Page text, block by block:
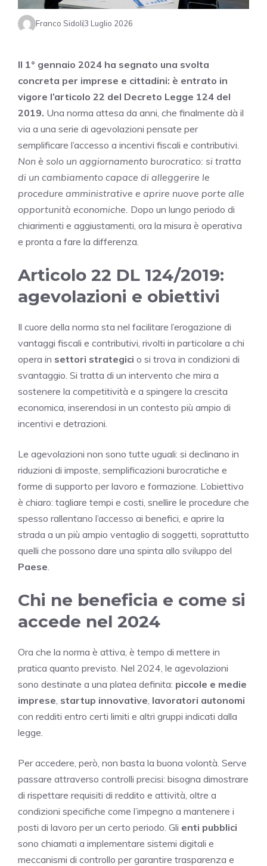
Franco Sidoli3 Luglio 2026
Il 1° gennaio 2024 ha segnato una svolta
concreta per imprese e cittadini: è entrato in
vigore l’articolo 22 del Decreto Legge 124 del
2019. Una norma attesa da anni, che finalmente dà il
via a una serie di agevolazioni pensate per
semplificare l’accesso a incentivi fiscali e contributivi.
Non è solo un aggiornamento burocratico: si tratta
di un cambiamento capace di alleggerire le
procedure amministrative e aprire nuove porte alle
opportunità economiche. Dopo un lungo periodo di
chiarimenti e aggiustamenti, ora la misura è operativa
e pronta a fare la differenza.
Articolo 22 DL 124/2019:
agevolazioni e obiettivi
Il cuore della norma sta nel facilitare l’erogazione di
vantaggi fiscali e contributivi, rivolti in particolare a chi
opera in settori strategici o si trova in condizioni di
svantaggio. Si tratta di un intervento che mira a
sostenere la competitività e a spingere la crescita
economica, inserendosi in un contesto più ampio di
incentivi e detrazioni.
Le agevolazioni non sono tutte uguali: si declinano in
riduzioni di imposte, semplificazioni burocratiche e
forme di supporto per lavoro e formazione. L’obiettivo
è chiaro: tagliare tempi e costi, snellire le procedure che
spesso rallentano l’accesso ai benefici, e aprire la
strada a un più ampio ventaglio di soggetti, soprattutto
quelli che possono dare una spinta allo sviluppo del
Paese
Chi ne beneficia e come si
accede nel 2024
Ora che la norma è attiva, è tempo di mettere in
pratica quanto previsto. Nel 2024, le agevolazioni
sono destinate a una platea definita: piccole e medie
imprese startup innovative lavoratori autonomi
con redditi entro certi limiti e altri gruppi indicati dalla
legge.
Per accedere, però, non basta la buona volontà. Serve
passare attraverso controlli precisi: bisogna dimostrare
di rispettare requisiti di reddito e attività, oltre a
condizioni specifiche come l’impegno a mantenere i
posti di lavoro per un certo periodo. Gli enti pubblici
sono chiamati a implementare sistemi digitali e
meccanismi di controllo per garantire trasparenza e